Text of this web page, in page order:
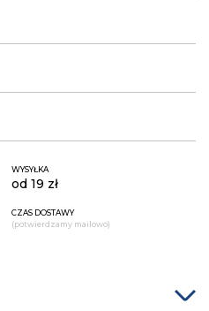
WYSYŁKA
od 19 zł
CZAS DOSTAWY
(potwierdzamy mailowo)